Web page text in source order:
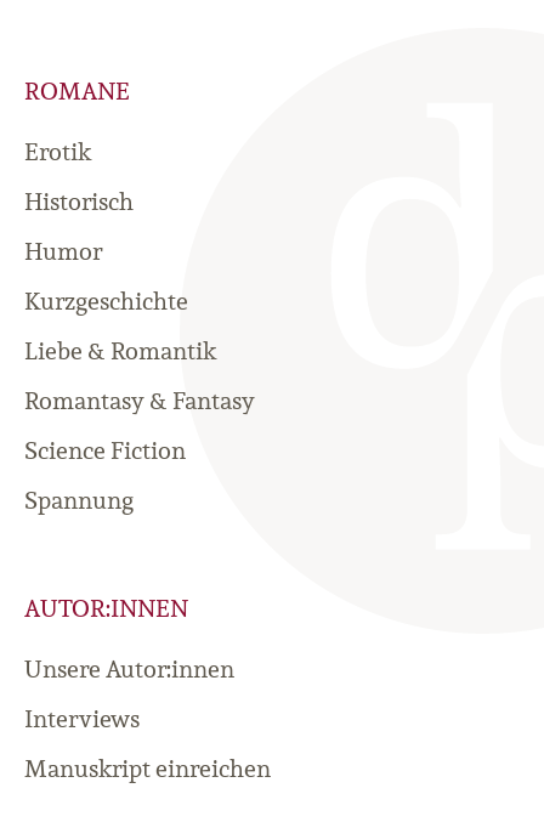
ROMANE
Erotik
Historisch
Humor
Kurzgeschichte
Liebe & Romantik
Romantasy & Fantasy
Science Fiction
Spannung
AUTOR:INNEN
Unsere Autor:innen
Interviews
Manuskript einreichen